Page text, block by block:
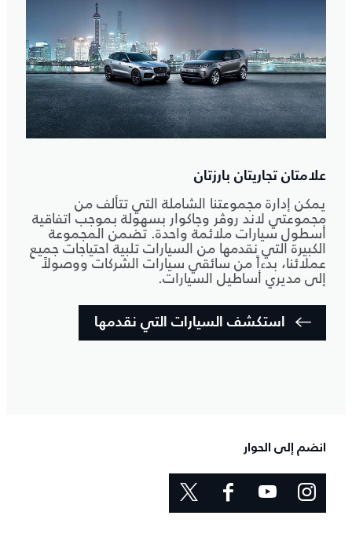
علامتان تجاريتان بارزتان
يمكن إدارة مجموعتنا الشاملة التي تتألف من
مجموعتي لاند روڤر وجاكوار بسهولة بموجب اتفاقية
أسطول سيارات ملائمة واحدة. تضمن المجموعة
الكبيرة التي نقدمها من السيارات تلبية احتياجات جميع
عملائنا، بدءاً من سائقي سيارات الشركات ووصولاً
إلى مديري أساطيل السيارات.
استكشف السيارات التي نقدمها
انضم إلى الحوار